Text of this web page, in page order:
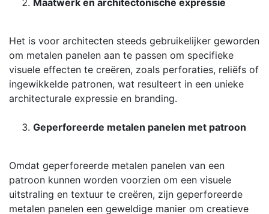
Maatwerk en architectonische expressie
Het is voor architecten steeds gebruikelijker geworden
om metalen panelen aan te passen om specifieke
visuele effecten te creëren, zoals perforaties, reliëfs of
ingewikkelde patronen, wat resulteert in een unieke
architecturale expressie en branding.
Geperforeerde metalen panelen met patroon
Omdat geperforeerde metalen panelen van een
patroon kunnen worden voorzien om een ​​visuele
uitstraling en textuur te creëren, zijn geperforeerde
metalen panelen een geweldige manier om creatieve